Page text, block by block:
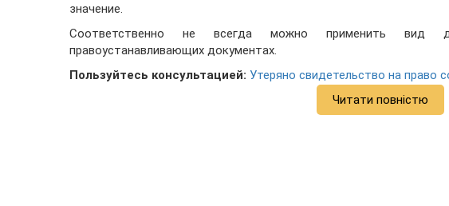
значение.
Соответственно не всегда можно применить вид
правоустанавливающих документах.
Пользуйтесь консультацией: Утеряно свидетельство на право
Читати повністю